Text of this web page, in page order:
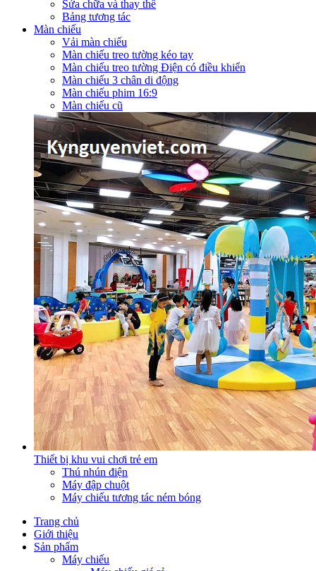
Sửa chữa và thay thế
Bảng tương tác
Màn chiếu
Vải màn chiếu
Màn chiếu treo tường kéo tay
Màn chiếu treo tường Điện có điều khiển
Màn chiếu 3 chân di động
Màn chiếu phim 16:9
Màn chiếu cũ
Thiết bị khu vui chơi trẻ em
Thú nhún điện
Máy đập chuột
Máy chiếu tương tác ném bóng
Trang chủ
Giới thiệu
Sản phẩm
Máy chiếu